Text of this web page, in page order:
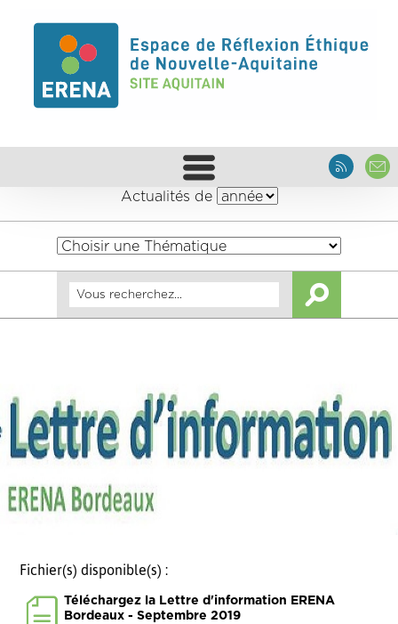
Actualités de
Fichier(s) disponible(s) :
Téléchargez la Lettre d'information ERENA
Bordeaux - Septembre 2019